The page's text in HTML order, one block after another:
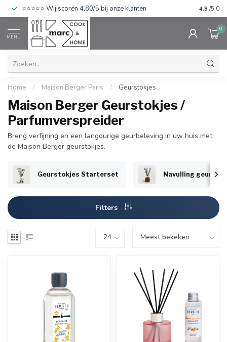
⭐⭐⭐⭐⭐ Wij scoren 4,80/5 bij onze klanten 4.8 /5.0
MENU
0
Home / Maison Berger Paris / Geurstokjes
Maison Berger Geurstokjes /
Parfumverspreider
Breng verfijning en een langdurige geurbeleving in uw huis met
de Maison Berger geurstokjes.
Geurstokjes Starterset Navulling
Filters